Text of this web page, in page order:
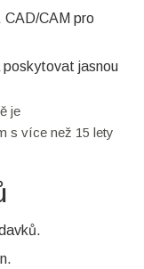
CAD/CAM pro
poskytovat jasnou
je
s více než 15 lety